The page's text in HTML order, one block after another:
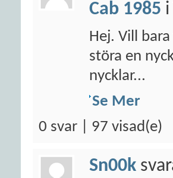
Cab 1985 i
Hej. Vill
störa en
nycklar...
Se Mer
0 svar | 97 visad(e)
Sn00k